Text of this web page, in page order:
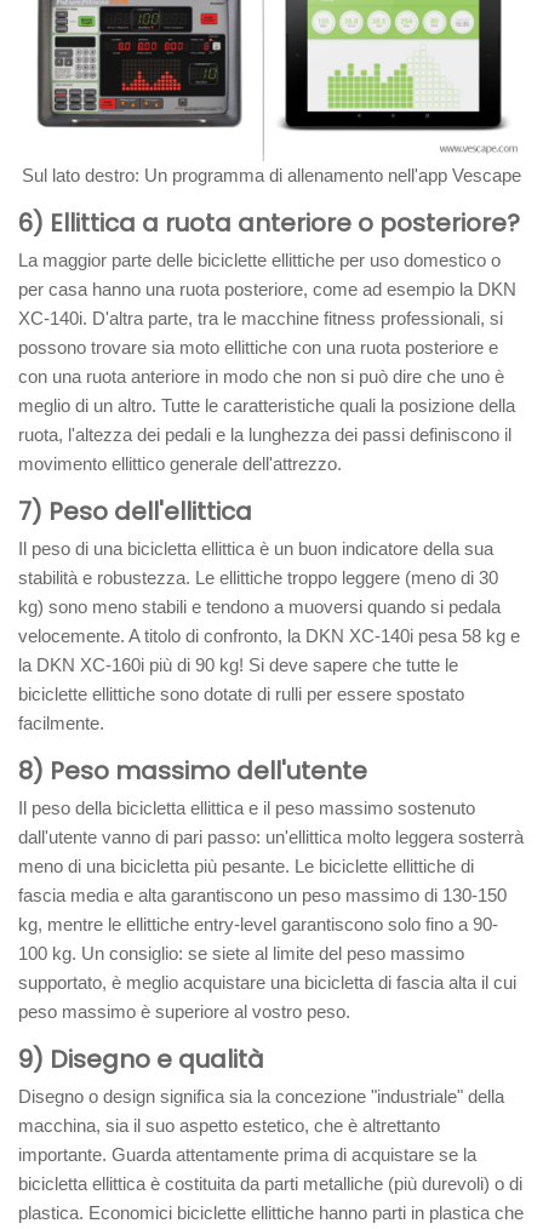
Sul lato destro: Un programma di allenamento nell'app Vescape
6) Ellittica a ruota anteriore o posteriore?
La maggior parte delle biciclette ellittiche per uso domestico o
per casa hanno una ruota posteriore, come ad esempio la DKN
XC-140i. D'altra parte, tra le macchine fitness professionali, si
possono trovare sia moto ellittiche con una ruota posteriore e
con una ruota anteriore in modo che non si può dire che uno è
meglio di un altro. Tutte le caratteristiche quali la posizione della
ruota, l'altezza dei pedali e la lunghezza dei passi definiscono il
movimento ellittico generale dell'attrezzo.
7) Peso dell'ellittica
Il peso di una bicicletta ellittica è un buon indicatore della sua
stabilità e robustezza. Le ellittiche troppo leggere (meno di 30
kg) sono meno stabili e tendono a muoversi quando si pedala
velocemente. A titolo di confronto, la DKN XC-140i pesa 58 kg e
la DKN XC-160i più di 90 kg! Si deve sapere che tutte le
biciclette ellittiche sono dotate di rulli per essere spostato
facilmente.
8) Peso massimo dell'utente
Il peso della bicicletta ellittica e il peso massimo sostenuto
dall'utente vanno di pari passo: un'ellittica molto leggera sosterrà
meno di una bicicletta più pesante. Le biciclette ellittiche di
fascia media e alta garantiscono un peso massimo di 130-150
kg, mentre le ellittiche entry-level garantiscono solo fino a 90-
100 kg. Un consiglio: se siete al limite del peso massimo
supportato, è meglio acquistare una bicicletta di fascia alta il cui
peso massimo è superiore al vostro peso.
9) Disegno e qualità
Disegno o design significa sia la concezione "industriale" della
macchina, sia il suo aspetto estetico, che è altrettanto
importante. Guarda attentamente prima di acquistare se la
bicicletta ellittica è costituita da parti metalliche (più durevoli) o di
plastica. Economici biciclette ellittiche hanno parti in plastica che